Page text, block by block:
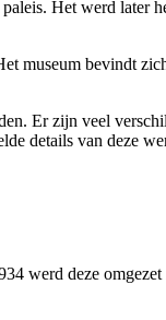
Het werd later
museum bevindt
Er zijn veel
details van deze
werd deze